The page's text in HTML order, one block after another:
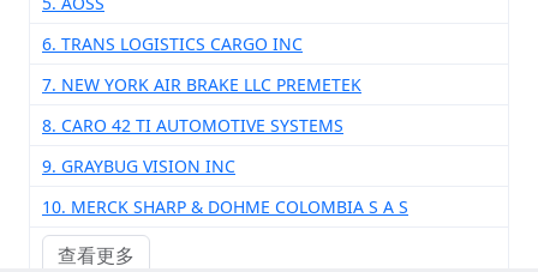
6. TRANS LOGISTICS CARGO INC
7. NEW YORK AIR BRAKE LLC PREMETEK
8. CARO 42 TI AUTOMOTIVE SYSTEMS
9. GRAYBUG VISION INC
10. MERCK SHARP & DOHME COLOMBIA S A S
查看更多